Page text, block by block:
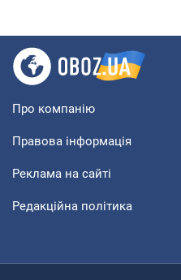
Про компанію
Правова інформація
Реклама на сайті
Редакційна політика